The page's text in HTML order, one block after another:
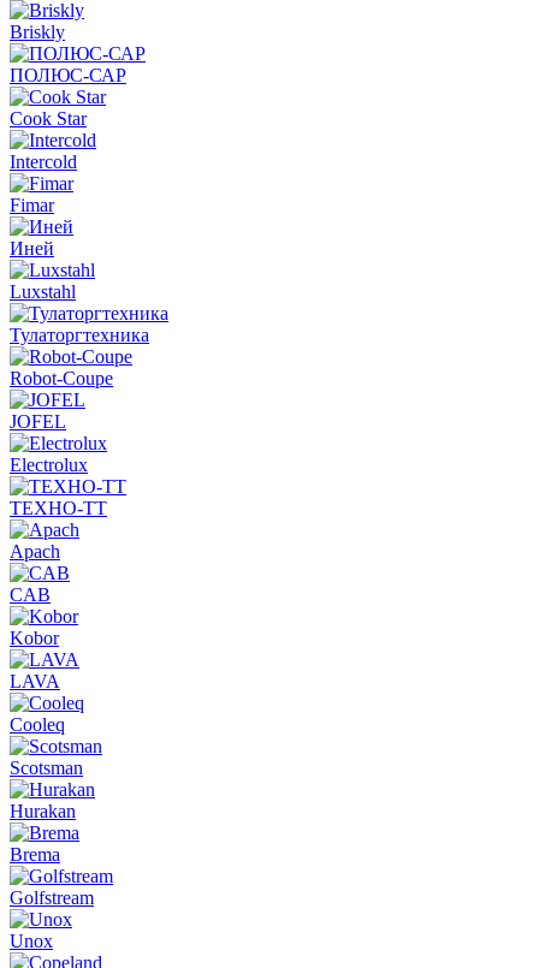
Briskly
ПОЛЮС-САР
Cook Star
Intercold
Fimar
Иней
Luxstahl
Тулаторгтехника
Robot-Coupe
JOFEL
Electrolux
ТЕХНО-ТТ
Apach
CAB
Kobor
LAVA
Cooleq
Scotsman
Hurakan
Brema
Golfstream
Unox